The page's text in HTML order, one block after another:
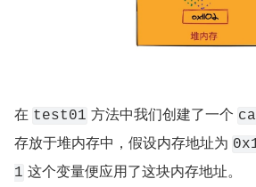
在 test01 方法中我们创建了一个
存放于堆内存中，假设内存地址为
1 这个变量便应用了这块内存地址。